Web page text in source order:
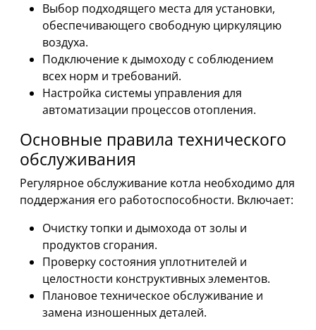
Выбор подходящего места для установки,
обеспечивающего свободную циркуляцию
воздуха.
Подключение к дымоходу с соблюдением
всех норм и требований.
Настройка системы управления для
автоматизации процессов отопления.
Основные правила технического
обслуживания
Регулярное обслуживание котла необходимо для
поддержания его работоспособности. Включает:
Очистку топки и дымохода от золы и
продуктов сгорания.
Проверку состояния уплотнителей и
целостности конструктивных элементов.
Плановое техническое обслуживание и
замена изношенных деталей.